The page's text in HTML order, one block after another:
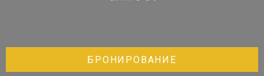
БРОНИРОВАНИЕ